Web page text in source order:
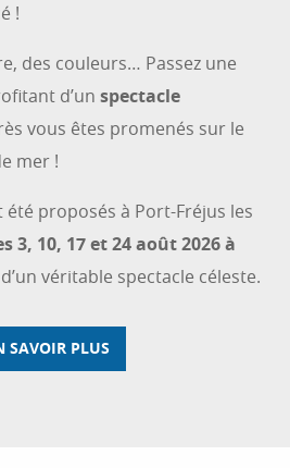
!
des couleurs… Passez une
d’un spectacle
vous êtes promenés sur le
mer !
été proposés à Port-Fréjus les
3, 10, 17 et 24 août 2026 à
véritable spectacle céleste.
SAVOIR PLUS